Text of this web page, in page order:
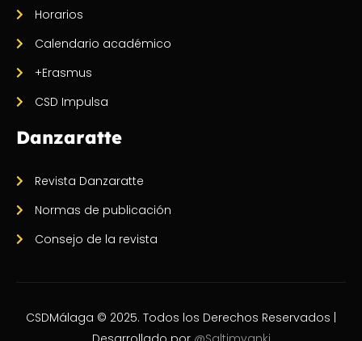
Horarios
Calendario académico
+Erasmus
CSD Impulsa
Danzaratte
Revista Danzaratte
Normas de publicación
Consejo de la revista
CSDMálaga © 2025. Todos los Derechos Reservados |